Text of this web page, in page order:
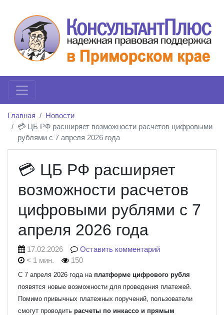
Главная
Новости
💳 ЦБ РФ расширяет возможности расчетов цифровыми
рублями с 7 апреля 2026 года
💳 ЦБ РФ расширяет
возможности расчетов
цифровыми рублями с 7
апреля 2026 года
17.02.2026
Оставить комментарий
< 1 мин.
150
С 7 апреля 2026 года на платформе цифрового рубля
появятся новые возможности для проведения платежей.
Помимо привычных платежных поручений, пользователи
смогут проводить расчеты по инкассо и прямым